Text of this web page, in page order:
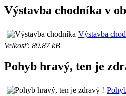
Výstavba chodníka v
Výstavba
Velkosť: 89.87 kB
Pohyb hravý, ten je